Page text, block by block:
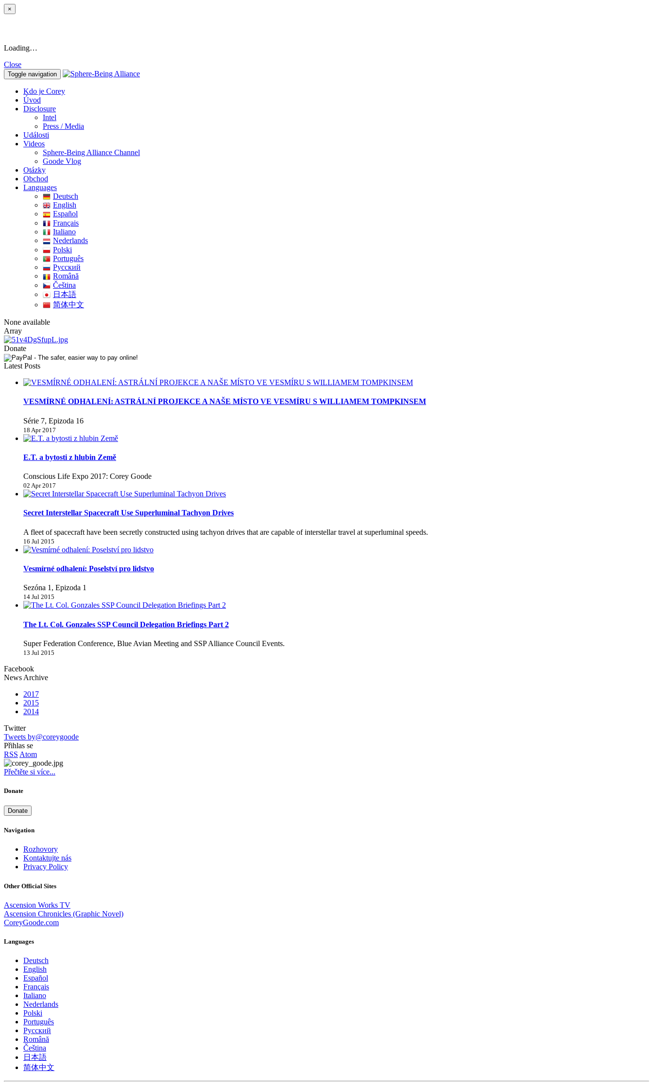
×
Loading…
Close
Toggle navigation
Kdo je Corey
Úvod
Disclosure
Intel
Press / Media
Události
Videos
Sphere-Being Alliance Channel
Goode Vlog
Otázky
Obchod
Languages
Deutsch
English
Español
Français
Italiano
Nederlands
Polski
Português
Pусский
Română
Čeština
日本語
简体中文
None available
Array
Donate
Latest Posts
VESMÍRNÉ ODHALENÍ: ASTRÁLNÍ PROJEKCE A NAŠE MÍSTO VE VESMÍRU S WILLIAMEM TOMPKINSEM
Série 7, Epizoda 16
18 Apr 2017
E.T. a bytosti z hlubin Země
Conscious Life Expo 2017: Corey Goode
02 Apr 2017
Secret Interstellar Spacecraft Use Superluminal Tachyon Drives
A fleet of spacecraft have been secretly constructed using tachyon drives that are capable of interstellar travel at superluminal speeds.
16 Jul 2015
Vesmírné odhalení: Poselství pro lidstvo
Sezóna 1, Epizoda 1
14 Jul 2015
The Lt. Col. Gonzales SSP Council Delegation Briefings Part 2
Super Federation Conference, Blue Avian Meeting and SSP Alliance Council Events.
13 Jul 2015
Facebook
News Archive
2017
2015
2014
Twitter
Tweets by@coreygoode
Přihlas se
RSS Atom
Přečtěte si více...
Donate
Donate
Navigation
Rozhovory
Kontaktujte nás
Privacy Policy
Other Official Sites
Ascension Works TV
Ascension Chronicles (Graphic Novel)
CoreyGoode.com
Languages
Deutsch
English
Español
Français
Italiano
Nederlands
Polski
Português
Pусский
Română
Čeština
日本語
简体中文